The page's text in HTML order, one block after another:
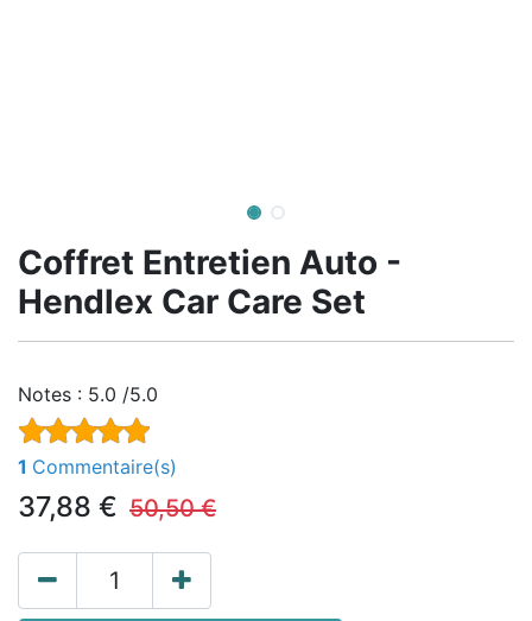
Coffret Entretien Auto -
Hendlex Car Care Set
Notes : 5.0 /5.0
1 Commentaire(s)
37,88 € 50,50€